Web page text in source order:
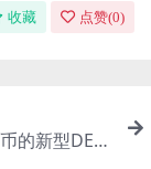
收藏 点赞(0)
的新型DEFI